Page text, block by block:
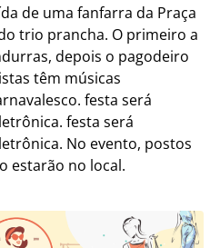
de uma fanfarra da Praça
trio prancha. O primeiro a
depois o pagodeiro
têm músicas
festa será
festa será
No evento, postos
estarão no local.